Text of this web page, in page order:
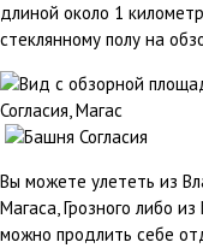
длиной около 1
стеклянному полу на
Вы можете улететь из
Магаса, Грозного либо
можно продлить себе